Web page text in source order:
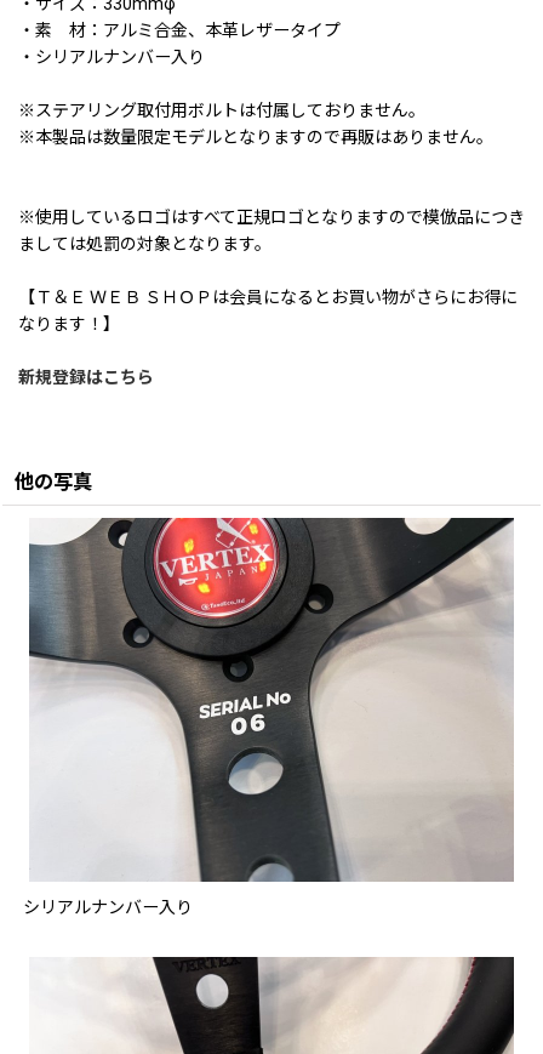
・素 材：アルミ合金、本革レザータイプ
・シリアルナンバー入り
※ステアリング取付用ボルトは付属しておりません。
※本製品は数量限定モデルとなりますので再販はありません。
※使用しているロゴはすべて正規ロゴとなりますので模倣品につき
ましては処罰の対象となります。
【Ｔ＆Ｅ ＷＥＢ ＳＨＯＰは会員になるとお買い物がさらにお得に
なります！】
新規登録はこちら
他の写真
シリアルナンバー入り